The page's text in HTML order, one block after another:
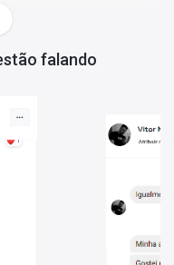
monta a prova e,
são abordados ao
de Polícia e
a facilitar o treinamento
falando